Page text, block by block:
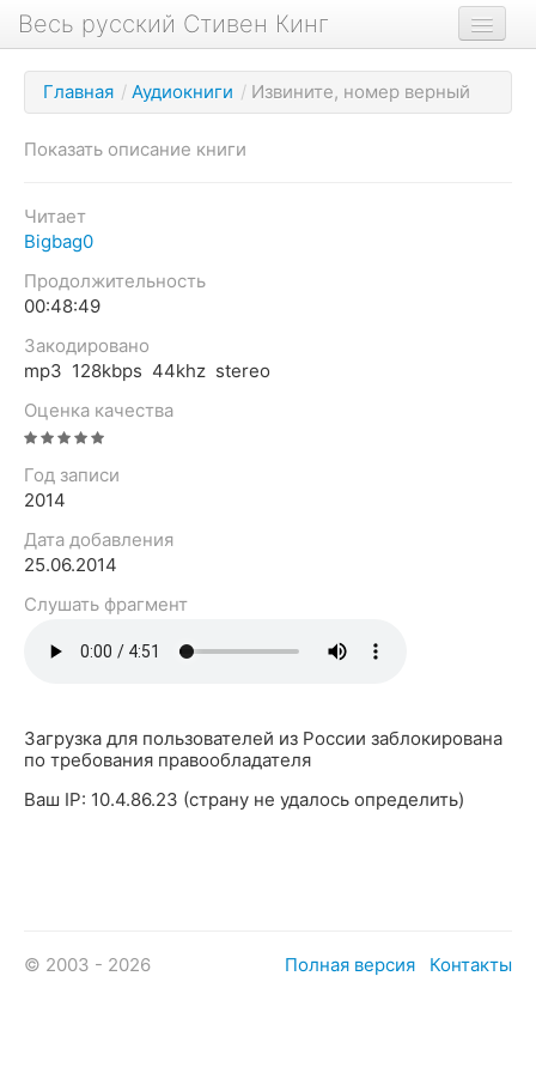
Весь русский Стивен Кинг
Книги
Фильмы
Аудиокниги
Новости Кинга
Биография
О проекте
Главная / Аудиокниги / Извините, номер верный
Показать описание книги
Читает
Bigbag0
Продолжительность
00:48:49
Закодировано
mp3 128kbps 44khz stereo
Оценка качества
Год записи
2014
Дата добавления
25.06.2014
Слушать фрагмент
Загрузка для пользователей из России заблокирована
по требования правообладателя
Ваш IP: 10.4.86.23 (страну не удалось определить)
© 2003 - 2026 Полная версия Контакты